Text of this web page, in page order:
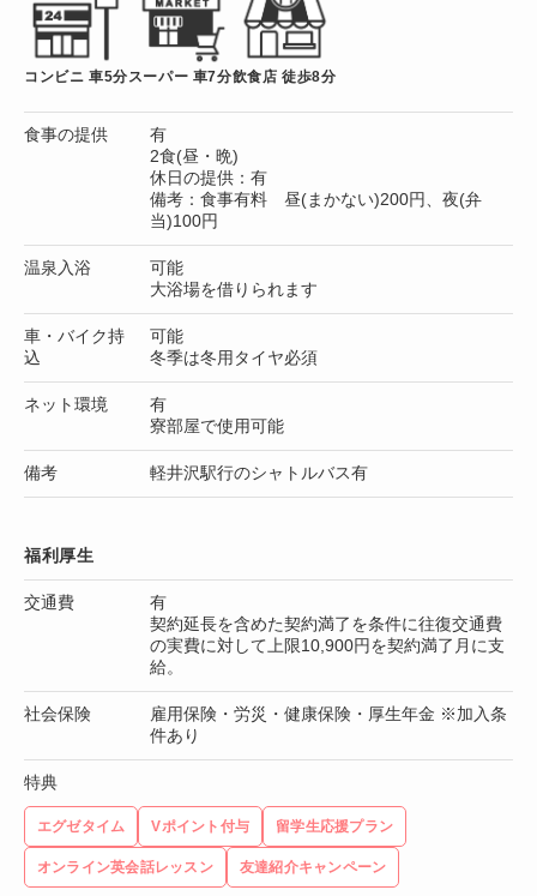
コンビニ 車5分 スーパー 車7分飲食店 徒歩8分
食事の提供
有
2食(昼・晩)
休日の提供：有
備考：食事有料 昼(まかない)200円、夜(弁
当)100円
温泉入浴
可能
大浴場を借りられます
車・バイク持
込
可能
冬季は冬用タイヤ必須
ネット環境
有
寮部屋で使用可能
備考 軽井沢駅行のシャトルバス有
福利厚生
交通費
有
契約延長を含めた契約満了を条件に往復交通費
の実費に対して上限10,900円を契約満了月に支
給。
社会保険
雇用保険・労災・健康保険・厚生年金 ※加入条
件あり
特典
エグゼタイム Vポイント付与 留学生応援プラン
オンライン英会話レッスン 友達紹介キャンペーン